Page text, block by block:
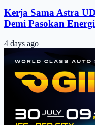
Kerja Sama Astra
Demi Pasokan Energi
4 days ago